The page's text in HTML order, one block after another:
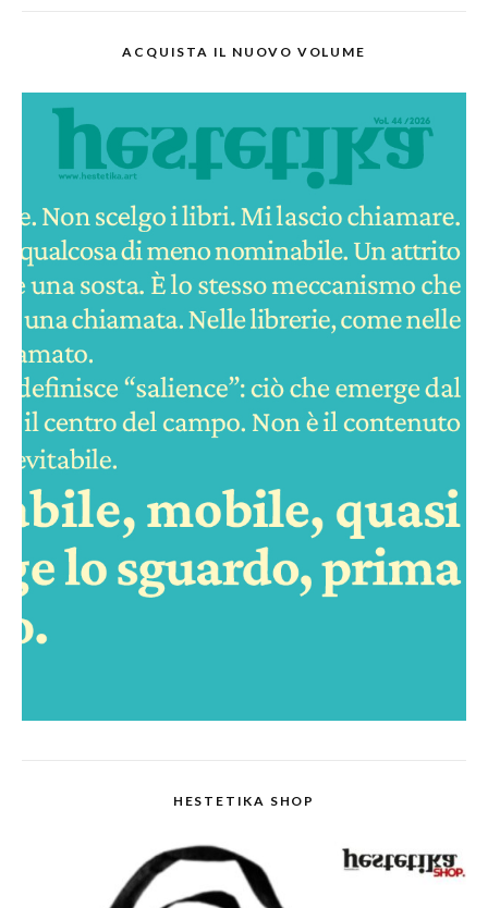
ACQUISTA IL NUOVO VOLUME
HESTETIKA SHOP